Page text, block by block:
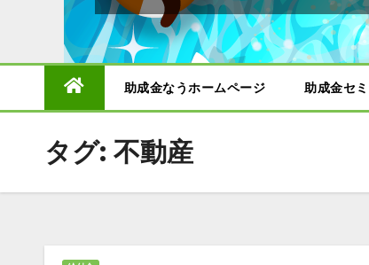
助成金なうホームページ 助成金セ
タグ: 不動産